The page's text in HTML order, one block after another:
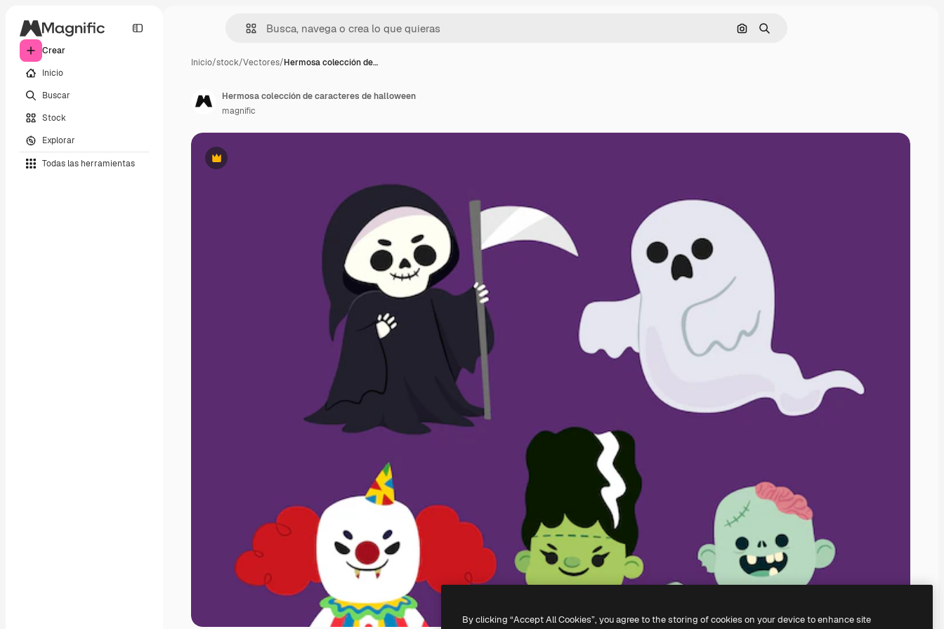
Crear
Inicio
Buscar
Stock
Explorar
Todas las herramientas
Buscar por imagen
Buscar
Inicio/stock/Vectores/Hermosa colección de…
Premium
Hermosa colección de caracteres de halloween
magnific
By clicking “Accept All Cookies”, you agree to the storing of cookies on your device to enhance site